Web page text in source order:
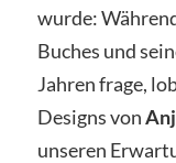
wurde:
Buches und
Jahren frage,
Designs von
unseren